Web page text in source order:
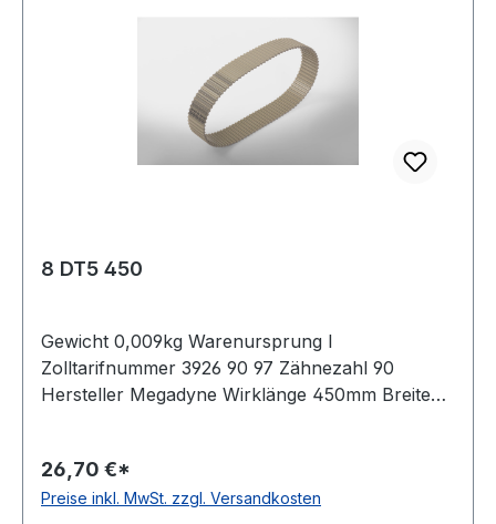
8 DT5 450
Gewicht 0,009kg Warenursprung I
Zolltarifnummer 3926 90 97 Zähnezahl 90
Hersteller Megadyne Wirklänge 450mm Breite
Norm DIN 7721 antistatisch nein
26,70 €*
Preise inkl. MwSt. zzgl. Versandkosten